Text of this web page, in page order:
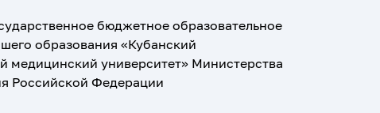
бюджетное образовательное
образования «Кубанский
медицинский университет» Министерства
Российской Федерации